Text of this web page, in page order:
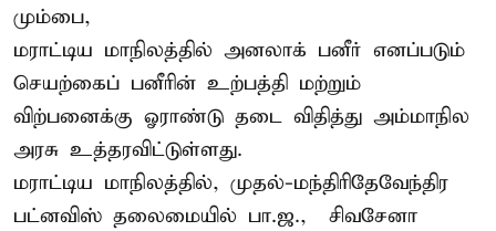
மும்பை,
மராட்டிய மாநிலத்தில் அனலாக் பனீர் எனப்படும்
செயற்கைப் பனீரின் உற்பத்தி மற்றும்
விற்பனைக்கு ஓராண்டு தடை விதித்து அம்மாநில
அரசு உத்தரவிட்டுள்ளது.
மராட்டிய மாநிலத்தில், முதல்-மந்திரிதேவேந்திர
பட்னவிஸ் தலைமையில் பா.ஜ., – சிவசேனா –